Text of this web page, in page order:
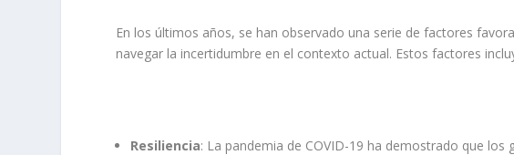
En los últimos años, se han observado una serie de factores
navegar la incertidumbre en el contexto actual. Estos factores
Resiliencia: La pandemia de COVID-19 ha demostrado que